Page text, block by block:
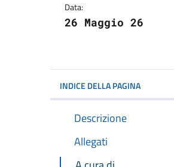
Data:
26 Maggio 26
INDICE DELLA PAGINA
Descrizione
Allegati